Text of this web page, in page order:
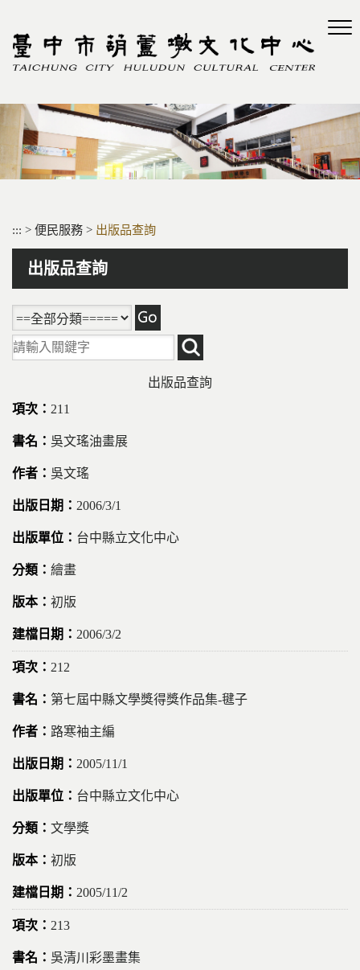
區
::: > 便民服務 > 出版品查詢
出版品查詢
出版品查詢
211
吳文瑤油畫展
吳文瑤
2006/3/1
台中縣立文化中心
繪畫
初版
2006/3/2
212
第七屆中縣文學獎得獎作品集-毽子
路寒袖主編
2005/11/1
台中縣立文化中心
文學獎
初版
2005/11/2
213
吳清川彩墨畫集